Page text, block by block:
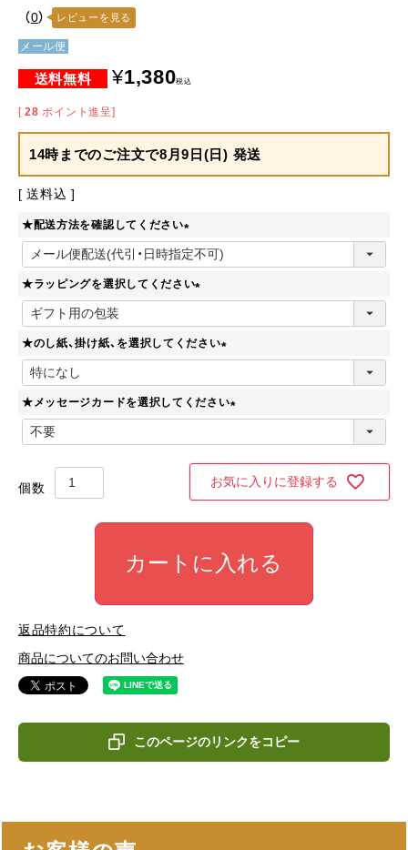
（0） レビューを見る
メール便
¥1,380税込
[ 28 ポイント進呈]
14時までのご注文で8月9日(日) 発送
送料込
★配送方法を確認してください
(
必
須
)
★ラッピングを選択してください
必
須
)
★のし紙、掛け紙、を選択してください
必
須
)
★メッセージカードを選択してください
必
須
)
お気に入りに登録する
カートに入れる
返品特約について
商品についてのお問い合わせ
このページのリンクをコピー